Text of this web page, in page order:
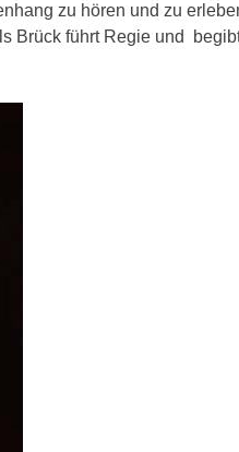
zu hören und zu
Brück führt Regie und